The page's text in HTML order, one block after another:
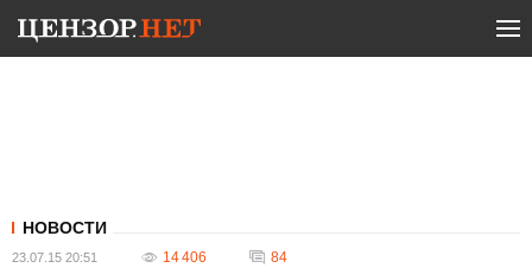
НОВОСТИ
23.07.15 20:51 14 406 84